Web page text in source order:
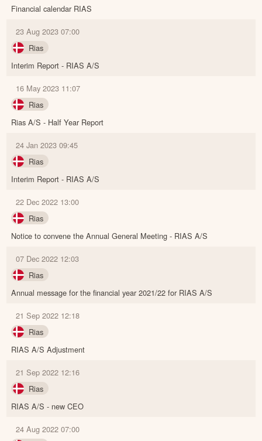
Financial calendar RIAS
23 Aug 2023 07:00
Rias
Interim Report - RIAS A/S
16 May 2023 11:07
Rias
Rias A/S - Half Year Report
24 Jan 2023 09:45
Rias
Interim Report - RIAS A/S
22 Dec 2022 13:00
Rias
Notice to convene the Annual General Meeting - RIAS A/S
07 Dec 2022 12:03
Rias
Annual message for the financial year 2021/22 for RIAS A/S
21 Sep 2022 12:18
Rias
RIAS A/S Adjustment
21 Sep 2022 12:16
Rias
RIAS A/S - new CEO
24 Aug 2022 07:00